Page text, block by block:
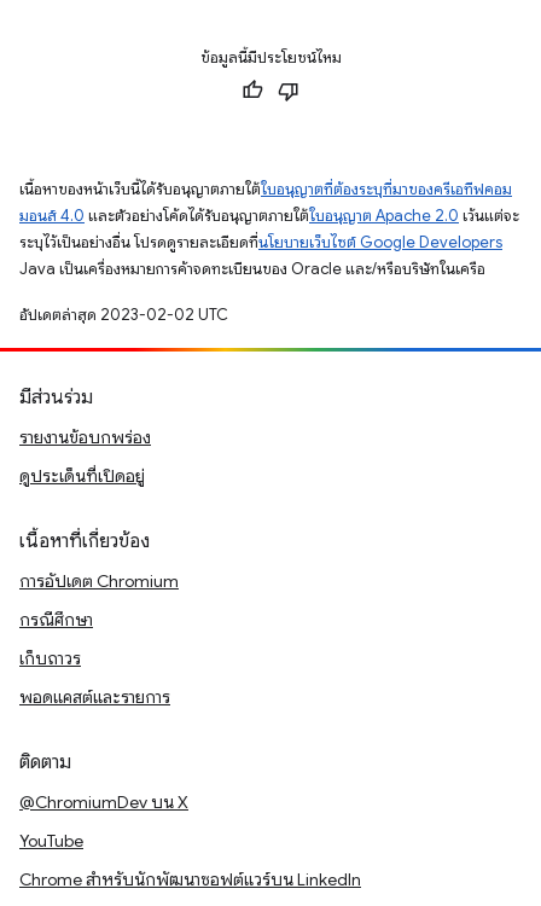
ข้อมูลนี้มีประโยชน์ไหม
เนื้อหาของหน้าเว็บนี้ได้รับอนุญาตภายใต้ใบอนุญาตที่ต้องระบุที่มาของครีเอทีฟคอม
มอนส์ 4.0 และตัวอย่างโค้ดได้รับอนุญาตภายใต้ใบอนุญาต Apache 2.0 เว้นแต่จะ
ระบุไว้เป็นอย่างอื่น โปรดดูรายละเอียดที่นโยบายเว็บไซต์ Google Developers
Java เป็นเครื่องหมายการค้าจดทะเบียนของ Oracle และ/หรือบริษัทในเครือ
อัปเดตล่าสุด 2023-02-02 UTC
มีส่วนร่วม
รายงานข้อบกพร่อง
ดูประเด็นที่เปิดอยู่
เนื้อหาที่เกี่ยวข้อง
การอัปเดต Chromium
กรณีศึกษา
เก็บถาวร
พอดแคสต์และรายการ
ติดตาม
@ChromiumDev บน X
YouTube
Chrome สำหรับนักพัฒนาซอฟต์แวร์บน LinkedIn